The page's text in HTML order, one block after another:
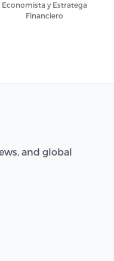
Economista y Estratega
Financiero
and global